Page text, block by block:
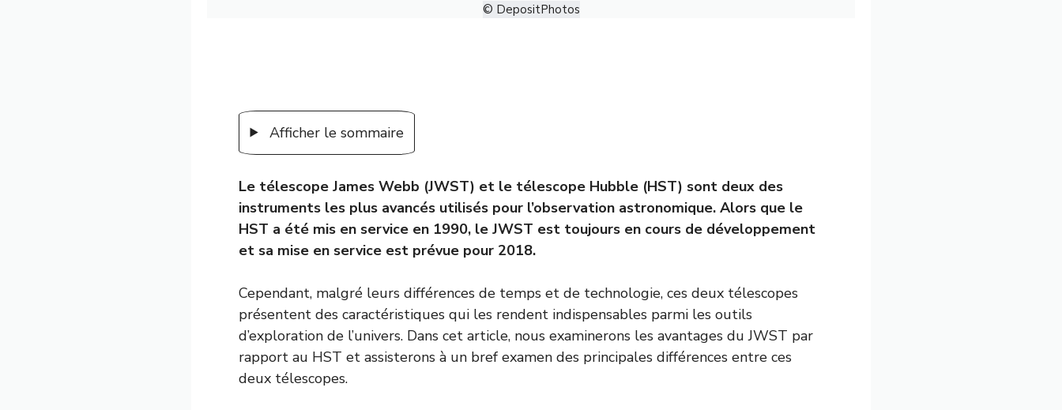
© DepositPhotos
Afficher le sommaire
Le télescope James Webb (JWST) et le télescope Hubble (HST) sont deux des
instruments les plus avancés utilisés pour l’observation astronomique. Alors que le
HST a été mis en service en 1990, le JWST est toujours en cours de développement
et sa mise en service est prévue pour 2018.
Cependant, malgré leurs différences de temps et de technologie, ces deux télescopes
présentent des caractéristiques qui les rendent indispensables parmi les outils
d’exploration de l’univers. Dans cet article, nous examinerons les avantages du JWST par
rapport au HST et assisterons à un bref examen des principales différences entre ces
deux télescopes.